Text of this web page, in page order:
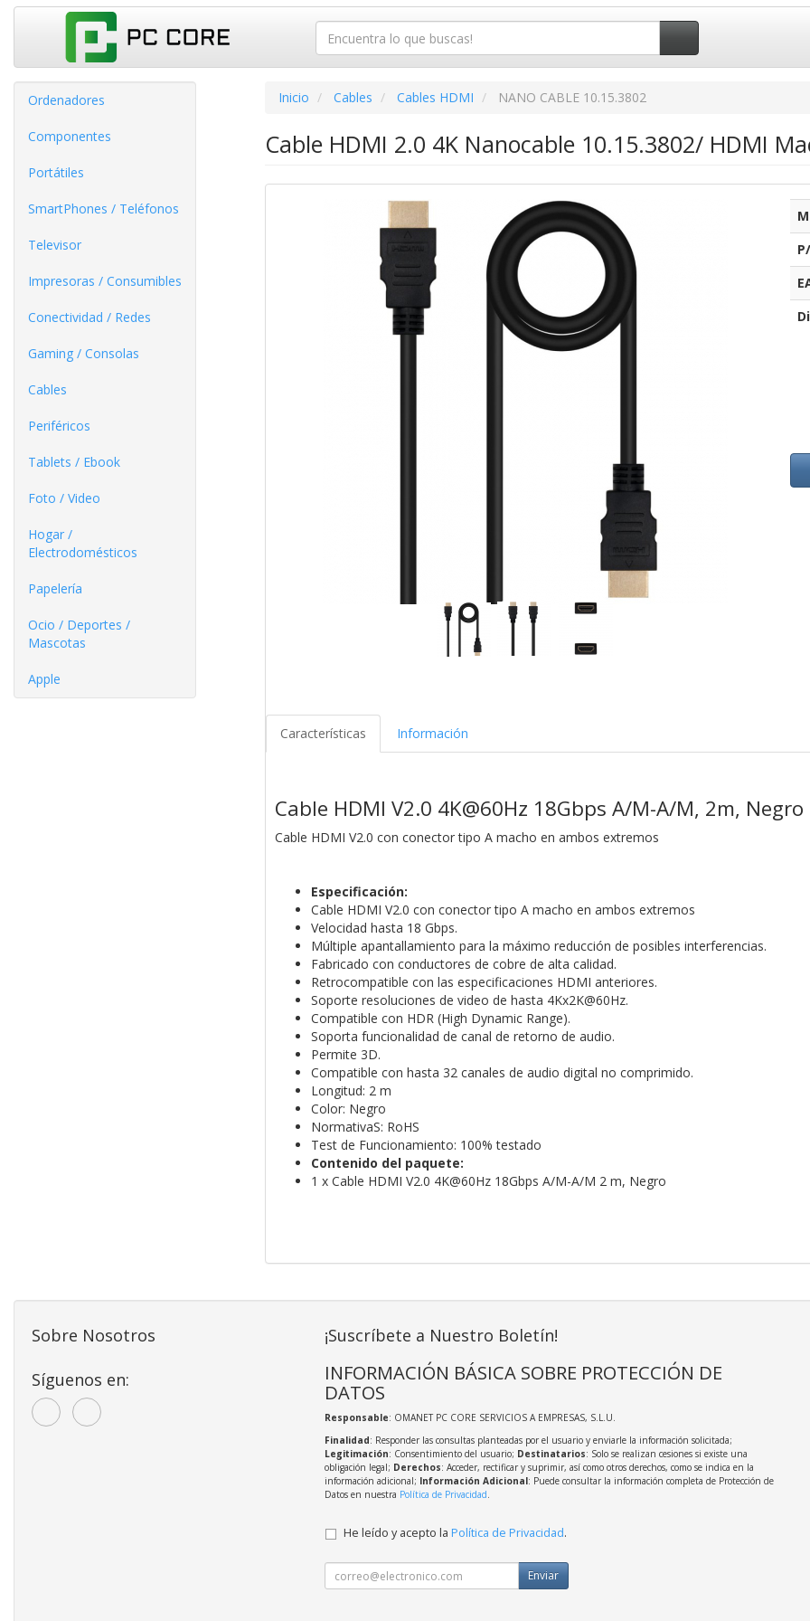
Ordenadores
Componentes
Portátiles
SmartPhones / Teléfonos
Televisor
Impresoras / Consumibles
Conectividad / Redes
Gaming / Consolas
Cables
Periféricos
Tablets / Ebook
Foto / Video
Hogar /
Electrodomésticos
Papelería
Ocio / Deportes /
Mascotas
Apple
Inicio Cables Cables HDMI NANO CABLE 10.15.3802
Cable HDMI 2.0 4K Nanocable 10.15.3802/ HDMI
Características Información
Cable HDMI V2.0 4K@60Hz 18Gbps A/M-A/M, 2m, Negro
Cable HDMI V2.0 con conector tipo A macho en ambos extremos
Especificación:
Cable HDMI V2.0 con conector tipo A macho en ambos extremos
Velocidad hasta 18 Gbps.
Múltiple apantallamiento para la máximo reducción de posibles interferencias.
Fabricado con conductores de cobre de alta calidad.
Retrocompatible con las especificaciones HDMI anteriores.
Soporte resoluciones de video de hasta 4Kx2K@60Hz.
Compatible con HDR (High Dynamic Range).
Soporta funcionalidad de canal de retorno de audio.
Permite 3D.
Compatible con hasta 32 canales de audio digital no comprimido.
Longitud: 2 m
Color: Negro
NormativaS: RoHS
Test de Funcionamiento: 100% testado
Contenido del paquete:
1 x Cable HDMI V2.0 4K@60Hz 18Gbps A/M-A/M 2 m, Negro
Sobre Nosotros
Síguenos en:
¡Suscríbete a Nuestro Boletín!
INFORMACIÓN BÁSICA SOBRE PROTECCIÓN DE
DATOS
Responsable: OMANET PC CORE SERVICIOS A EMPRESAS, S.L.U.
Finalidad: Responder las consultas planteadas por el usuario y enviarle la información solicitada;
Legitimación: Consentimiento del usuario; Destinatarios: Solo se realizan cesiones si existe una
obligación legal; Derechos: Acceder, rectificar y suprimir, así como otros derechos, como se indica en la
información adicional; Información Adicional: Puede consultar la información completa de Protección de
Datos en nuestra Política de Privacidad.
He leído y acepto la Política de Privacidad.
Enviar